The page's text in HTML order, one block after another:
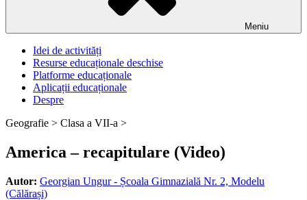
Meniu
Idei de activități
Resurse educaționale deschise
Platforme educaționale
Aplicații educaționale
Despre
Geografie > Clasa a VII-a >
America – recapitulare (Video)
Autor: Georgian Ungur - Școala Gimnazială Nr. 2, Modelu
(Călărași)